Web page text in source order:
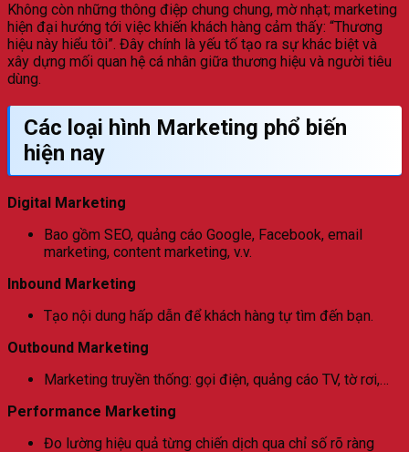
Không còn những thông điệp chung chung, mờ nhạt; marketing
hiện đại hướng tới việc khiến khách hàng cảm thấy: “Thương
hiệu này hiểu tôi”. Đây chính là yếu tố tạo ra sự khác biệt và
xây dựng mối quan hệ cá nhân giữa thương hiệu và người tiêu
dùng.
Các loại hình Marketing phổ biến
hiện nay
Digital Marketing
Bao gồm SEO, quảng cáo Google, Facebook, email
marketing, content marketing, v.v.
Inbound Marketing
Tạo nội dung hấp dẫn để khách hàng tự tìm đến bạn.
Outbound Marketing
Marketing truyền thống: gọi điện, quảng cáo TV, tờ rơi,…
Performance Marketing
Đo lường hiệu quả từng chiến dịch qua chỉ số rõ ràng